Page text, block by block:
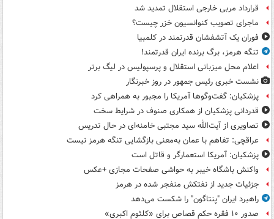
قرارداد مربی خارجی استقلال تمدید شد
ماجرای تصویب کنوانسیون خزر چیست؟
فوران یک آتشفشان قدرتمند در کلمبیا
تنگه هرمز، برگ برنده ایران قدرتمند!
اعلام محل میزبانی استقلال و پرسپولیس در لیگ برتر
نشست خبری رئیس جمهور در روز خبرنگار
پزشکیان: گفت‌وگوها آمریکا را مجبور به همراهی کرد
قدردانی پزشکیان از همکاری صنوف در شرایط سخت
تصاویری از آیت‌الله سید مجتبی خامنه‌ای در حال تدریس
عراقچی: تفاهم با عمان به‌معنی بازگشایی تنگه هرمز نیست
پزشکیان: آمریکا استعمارگر و قاتل است
واکنش باشگاه خیبر به حواشی صفحات مجازی +عکس
جزئیات جدید از نفتکش منفجر شده در هرمز
راهبرد ایران "پنتاگون" را شکست می‌دهد
صدور ۱۰ فقره حکم قصاص برای «کلثوم اکبری»